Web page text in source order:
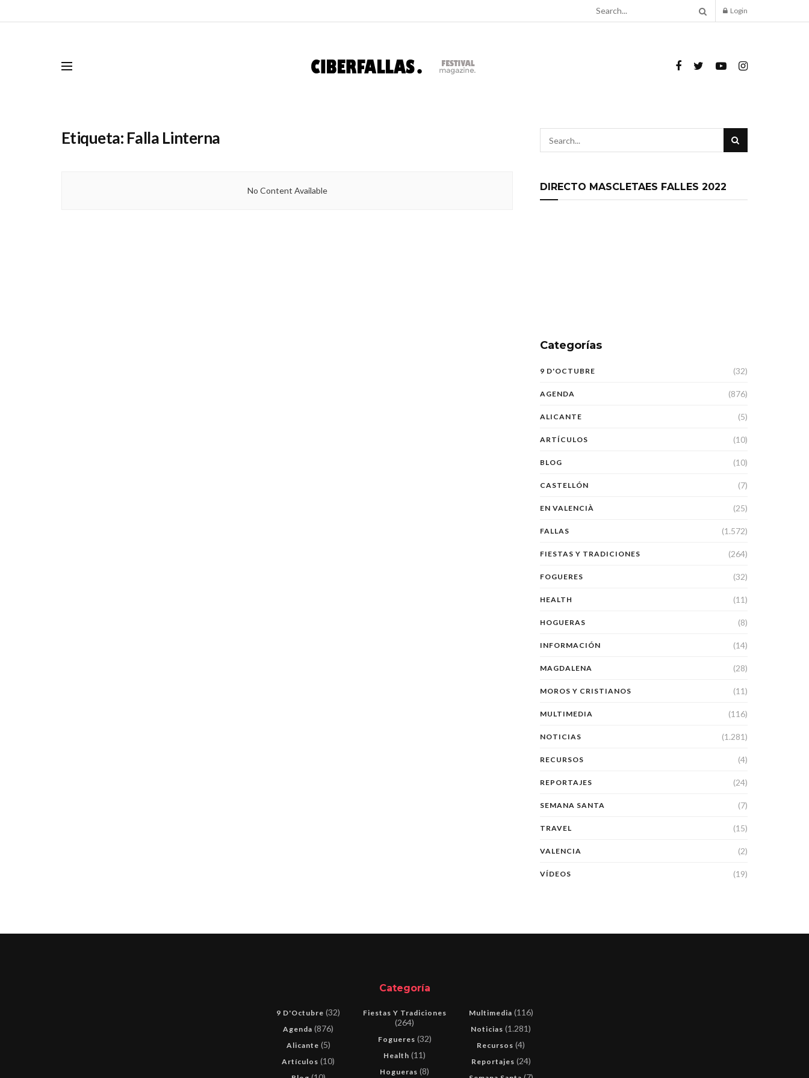
Login
Etiqueta: Falla Linterna
No Content Available DIRECTO MASCLETAES FALLES 2022
Categorías
9 D'OCTUBRE (32)
AGENDA (876)
ALICANTE (5)
ARTÍCULOS (10)
BLOG (10)
CASTELLÓN (7)
EN VALENCIÀ (25)
FALLAS (1.572)
FIESTAS Y TRADICIONES (264)
FOGUERES (32)
HEALTH (11)
HOGUERAS (8)
INFORMACIÓN (14)
MAGDALENA (28)
MOROS Y CRISTIANOS (11)
MULTIMEDIA (116)
NOTICIAS (1.281)
RECURSOS (4)
REPORTAJES (24)
SEMANA SANTA (7)
TRAVEL (15)
VALENCIA (2)
VÍDEOS (19)
Categoría
9 D'Octubre (32)
Agenda (876)
Alicante (5)
Artículos (10)
Fiestas Y Tradiciones
(264)
Fogueres (32)
Health (11)
Hogueras (8)
Multimedia (116)
Noticias (1.281)
Recursos (4)
Reportajes (24)